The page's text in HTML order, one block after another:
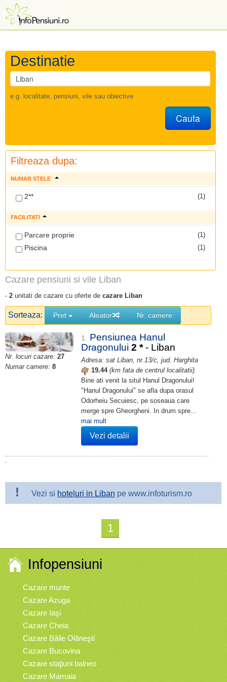
Destinatie
e.g. localitate, pensiuni, vile sau obiective
Cauta
Filtreaza dupa:
NUMAR STELE
(1)
2**
FACILITATI
(1)
Parcare proprie
(1)
Piscina
Cazare pensiuni si vile Liban
- 2 unitati de cazare cu oferte de cazare Liban
Sorteaza: Pret Aleator Nr. camere
Nr. locuri cazare: 27
Numar camere: 8
1.
Pensiunea Hanul
Dragonului 2 * - Liban
Adresa: sat Liban, nr.13/c, jud. Harghita
19.44 (km fata de centrul localitatii)
Bine ati venit la situl Hanul Dragonului!
"Hanul Dragonului" se afla dupa orasul
Odorheiu Secuiesc, pe soseaua care
merge spre Gheorgheni. In drum spre...
mai mult
Vezi detalii
! Vezi si hoteluri in Liban pe www.infoturism.ro
1
Infopensiuni
Cazare munte
Cazare Azuga
Cazare Iaşi
Cazare Cheia
Cazare Băile Olăneşti
Cazare Bucovina
Cazare staţiuni balneo
Cazare Mamaia